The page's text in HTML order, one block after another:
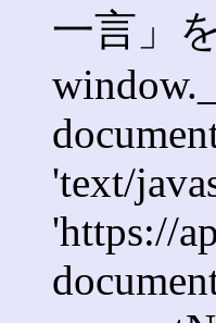
一言」
'text/
'https://